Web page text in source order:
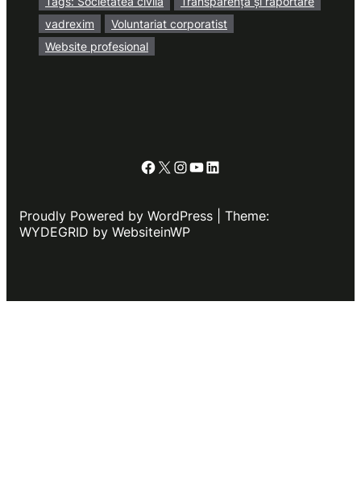
vadrexim
Voluntariat corporatist
Website profesional
Facebook
X Instagram
YouTube
LinkedIn
Proudly Powered by WordPress | Theme:
WYDEGRID by WebsiteinWP